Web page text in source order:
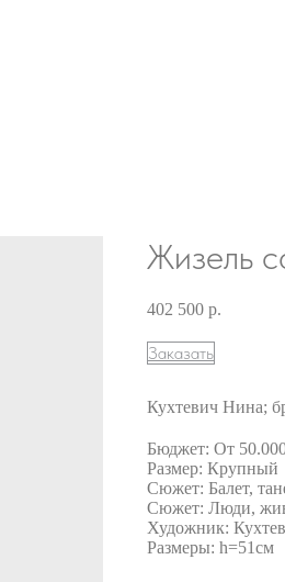
Жизель
402 500 р.
Заказать
Кухтевич Нина;
Бюджет: От
Размер: Крупный
Сюжет: Балет,
Сюжет: Люди,
Художник:
Размеры: h=51см